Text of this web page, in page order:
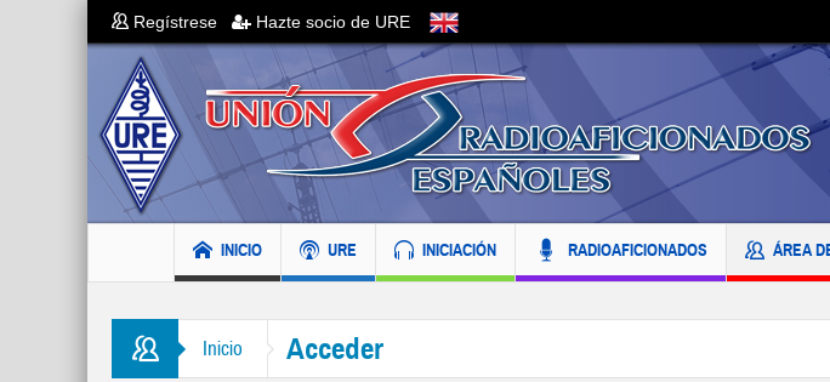
Regístrese Hazte socio de URE
INICIO URE INICIACIÓN RADIOAFICIONADOS ÁREA
Inicio Acceder